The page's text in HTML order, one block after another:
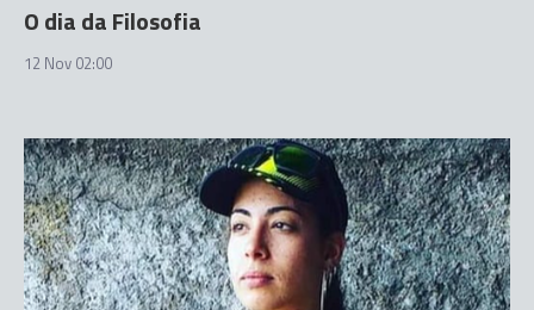
O dia da Filosofia
12 Nov 02:00